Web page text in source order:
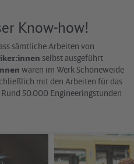
Know-how!
sämtliche Arbeiten von
selbst ausgeführt
waren im Werk Schöneweide
mit den Arbeiten für das
50.000 Engineeringstunden
©